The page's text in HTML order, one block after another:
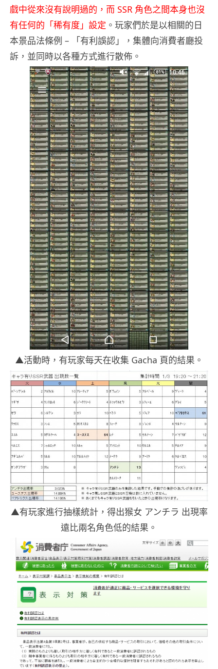
戲中從來沒有說明過的，而 SSR 角色之間本身也沒
有任何的「稀有度」設定 。玩家們於是以相關的日
本景品法條例 – 「有利誤認」，集體向消費者廳投
訴，並同時以各種方式進行散佈。
▲活動時，有玩家每天在收集 Gacha 頁的結果。
▲有玩家進行抽樣統計，得出猴女 アンチラ 出現率
遠比兩名角色低的結果。